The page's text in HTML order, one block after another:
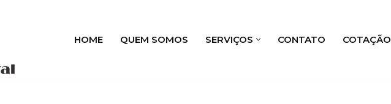
HOME QUEM SOMOS SERVIÇOS CONTATO COTAÇÃO